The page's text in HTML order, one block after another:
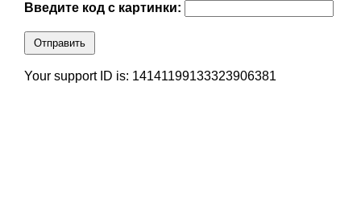
Введите код с картинки:
Отправить
Your support ID is: 14141199133323906381